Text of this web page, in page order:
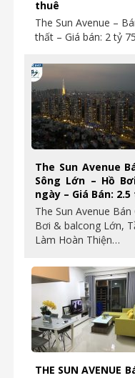
thuê
The Sun Avenue –
thất – Giá bán: 2 tỷ
The Sun Avenue
Sông Lớn – Hồ
ngày – Giá Bán:
The Sun Avenue
Bơi & balcong Lớn,
Làm Hoàn Thiện…
THE SUN AVENUE